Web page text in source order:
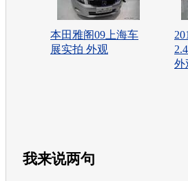
本田雅阁09上海车
展实拍 外观
外
我来说两句